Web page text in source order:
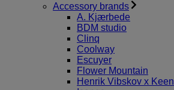
Accessory brands
A. Kjærbede
BDM studio
Clinq
Coolway
Escuyer
Flower Mountain
Henrik Vibskov x Keen